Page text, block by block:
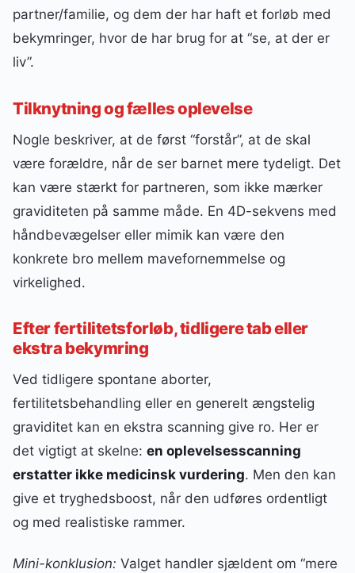
partner/familie, og dem der har haft et forløb med
bekymringer, hvor de har brug for at “se, at der er
liv”.
Tilknytning og fælles oplevelse
Nogle beskriver, at de først “forstår”, at de skal
være forældre, når de ser barnet mere tydeligt. Det
kan være stærkt for partneren, som ikke mærker
graviditeten på samme måde. En 4D-sekvens med
håndbevægelser eller mimik kan være den
konkrete bro mellem mavefornemmelse og
virkelighed.
Efter fertilitetsforløb, tidligere tab eller
ekstra bekymring
Ved tidligere spontane aborter,
fertilitetsbehandling eller en generelt ængstelig
graviditet kan en ekstra scanning give ro. Her er
det vigtigt at skelne: en oplevelsesscanning
erstatter ikke medicinsk vurdering. Men den kan
give et tryghedsboost, når den udføres ordentligt
og med realistiske rammer.
Mini-konklusion: Valget handler sjældent om “mere